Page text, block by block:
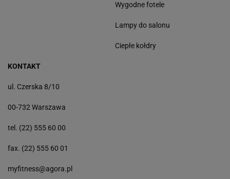
Wygodne fotele
Lampy do salonu
Ciepłe kołdry
KONTAKT
ul. Czerska 8/10
00-732 Warszawa
tel. (22) 555 60 00
fax. (22) 555 60 01
myfitness@agora.pl